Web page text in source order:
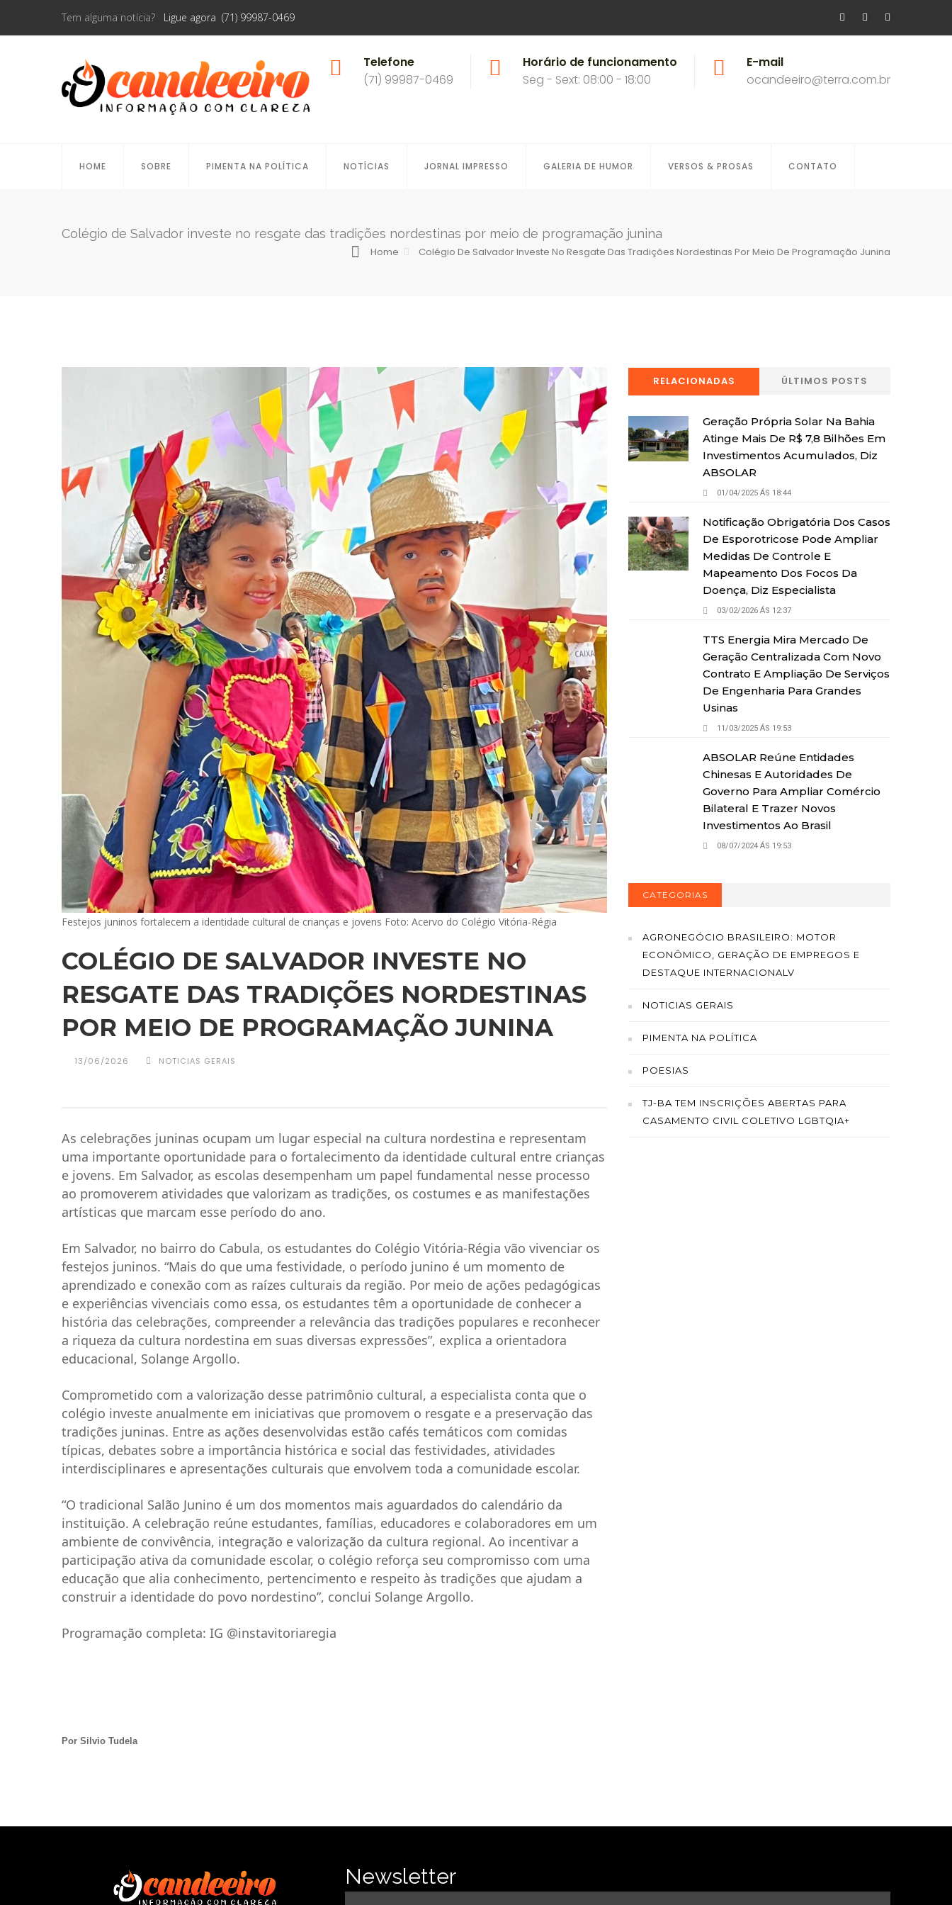
Tem alguma notícia? Ligue agora (71) 99987-0469
Telefone
(71) 99987-0469
Horário de funcionamento
Seg - Sext: 08:00 - 18:00
E-mail
ocandeeiro@terra.com.br
HOME SOBRE PIMENTA NA POLÍTICA NOTÍCIAS JORNAL IMPRESSO GALERIA DE HUMOR VERSOS & PROSAS CONTATO
Colégio de Salvador investe no resgate das tradições nordestinas por meio de programação junina
Home Colégio De Salvador Investe No Resgate Das Tradições Nordestinas Por Meio De Programação Junina
Festejos juninos fortalecem a identidade cultural de crianças e jovens Foto: Acervo do Colégio Vitória-Régia
COLÉGIO DE SALVADOR INVESTE NO
RESGATE DAS TRADIÇÕES NORDESTINAS
POR MEIO DE PROGRAMAÇÃO JUNINA
13/06/2026 NOTICIAS GERAIS
As celebrações juninas ocupam um lugar especial na cultura nordestina e representam
uma importante oportunidade para o fortalecimento da identidade cultural entre crianças
e jovens. Em Salvador, as escolas desempenham um papel fundamental nesse processo
ao promoverem atividades que valorizam as tradições, os costumes e as manifestações
artísticas que marcam esse período do ano.
Em Salvador, no bairro do Cabula, os estudantes do Colégio Vitória-Régia vão vivenciar os
festejos juninos. “Mais do que uma festividade, o período junino é um momento de
aprendizado e conexão com as raízes culturais da região. Por meio de ações pedagógicas
e experiências vivenciais como essa, os estudantes têm a oportunidade de conhecer a
história das celebrações, compreender a relevância das tradições populares e reconhecer
a riqueza da cultura nordestina em suas diversas expressões”, explica a orientadora
educacional, Solange Argollo.
Comprometido com a valorização desse patrimônio cultural, a especialista conta que o
colégio investe anualmente em iniciativas que promovem o resgate e a preservação das
tradições juninas. Entre as ações desenvolvidas estão cafés temáticos com comidas
típicas, debates sobre a importância histórica e social das festividades, atividades
interdisciplinares e apresentações culturais que envolvem toda a comunidade escolar.
“O tradicional Salão Junino é um dos momentos mais aguardados do calendário da
instituição. A celebração reúne estudantes, famílias, educadores e colaboradores em um
ambiente de convivência, integração e valorização da cultura regional. Ao incentivar a
participação ativa da comunidade escolar, o colégio reforça seu compromisso com uma
educação que alia conhecimento, pertencimento e respeito às tradições que ajudam a
construir a identidade do povo nordestino”, conclui Solange Argollo.
Programação completa: IG @instavitoriaregia
Por Silvio Tudela
RELACIONADAS ÚLTIMOS POSTS
Geração Própria Solar Na Bahia
Atinge Mais De R$ 7,8 Bilhões Em
Investimentos Acumulados, Diz
ABSOLAR
01/04/2025 ÁS 18:44
Notificação Obrigatória Dos Casos
De Esporotricose Pode Ampliar
Medidas De Controle E
Mapeamento Dos Focos Da
Doença, Diz Especialista
03/02/2026 ÁS 12:37
TTS Energia Mira Mercado De
Geração Centralizada Com Novo
Contrato E Ampliação De Serviços
De Engenharia Para Grandes
Usinas
11/03/2025 ÁS 19:53
ABSOLAR Reúne Entidades
Chinesas E Autoridades De
Governo Para Ampliar Comércio
Bilateral E Trazer Novos
Investimentos Ao Brasil
08/07/2024 ÁS 19:53
CATEGORIAS
AGRONEGÓCIO BRASILEIRO: MOTOR
ECONÔMICO, GERAÇÃO DE EMPREGOS E
DESTAQUE INTERNACIONALV
NOTICIAS GERAIS
PIMENTA NA POLÍTICA
POESIAS
TJ-BA TEM INSCRIÇÕES ABERTAS PARA
CASAMENTO CIVIL COLETIVO LGBTQIA+
Newsletter